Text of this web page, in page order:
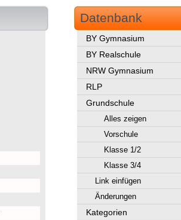
Datenbank
BY Gymnasium
BY Realschule
NRW Gymnasium
RLP
Grundschule
Alles zeigen
Vorschule
Klasse 1/2
Klasse 3/4
Link einfügen
Änderungen
Kategorien